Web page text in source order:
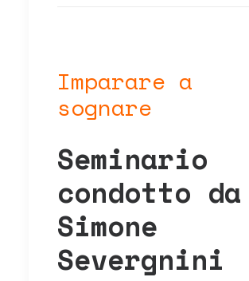
Imparare a
sognare
Seminario
condotto da
Simone
Severgnini